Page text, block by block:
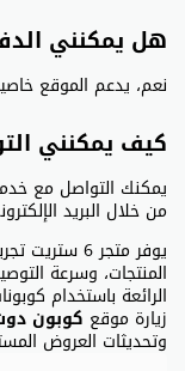
هل يمكنني
نعم، يدعم الموقع
كيف يمكنني
يمكنك التواصل مع
من خلال البريد
يوفر متجر 6
المنتجات، وسرعة
زيارة موقع كوبون
وتحديثات العروض